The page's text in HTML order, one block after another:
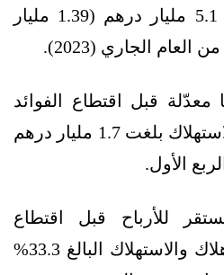
تسجيل إيرادات بلغت 5.1 مليار درهم (1.39 مليار
العام الجاري (2023).
قبل اقتطاع الفوائد
والضرائب والإهلاك والاستهلاك بلغت 1.7 مليار درهم
للأرباح قبل اقتطاع
الفوائد والضرائب والإهلاك والاستهلاك البالغ 33.3%